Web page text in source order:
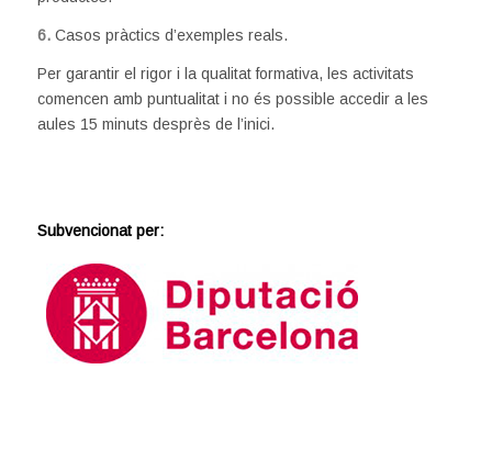
6.Casos pràctics d’exemples reals.
Per garantir el rigor i la qualitat formativa, les activitats
comencen amb puntualitat i no és possible accedir a les
aules 15 minuts desprès de l’inici.
Subvencionat per: